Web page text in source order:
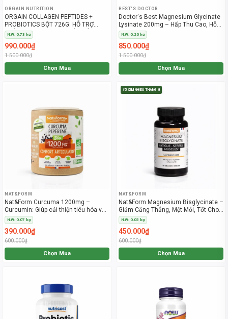
ORGAIN NUTRITION
ORGAIN COLLAGEN PEPTIDES +
PROBIOTICS BỘT 726G: HỖ TRỢ
TOÀN DIỆN CHO SỨC KHỎE TỔNG
THỂ
N.W: 0.73 kg
990.000₫
1.500.000₫
Chọn Mua
BEST'S DOCTOR
Doctor's Best Magnesium Glycinate
Lysinate 200mg – Hấp Thu Cao, Hỗ
Trợ Thần Kinh, Ngủ Ngon & Giảm
Chuột Rút
N.W: 0.20 kg
850.000₫
1.500.000₫
Chọn Mua
NAT&FORM
Nat&Form Curcuma 1200mg –
Curcumin: Giúp cải thiện tiêu hóa và
chống oxy hóa
N.W: 0.07 kg
390.000₫
600.000₫
Chọn Mua
#5 XEM NHIỀU THÁNG 8
NAT&FORM
Nat&Form Magnesium Bisglycinate –
Giảm Căng Thẳng, Mệt Mỏi, Tốt Cho
Cơ & Thần Kinh
N.W: 0.05 kg
450.000₫
600.000₫
Chọn Mua